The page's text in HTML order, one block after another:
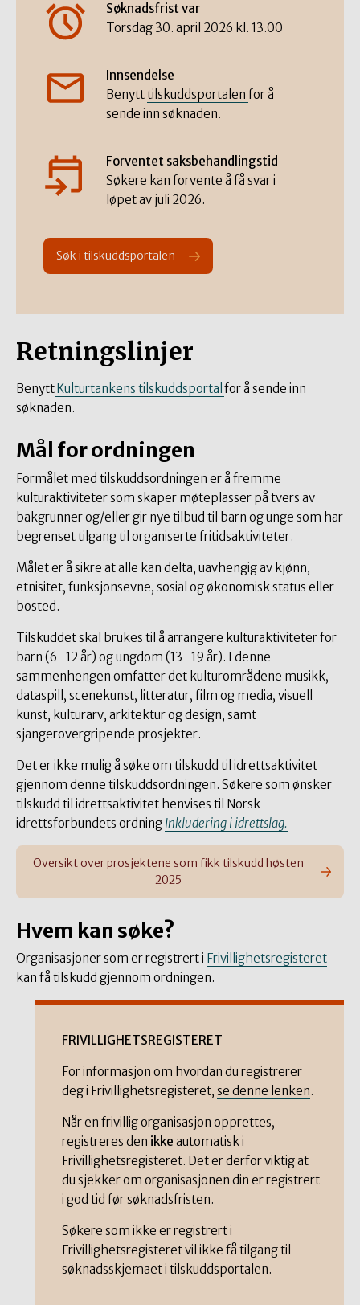
Søknadsfrist var
Torsdag 30. april 2026 kl. 13.00
Innsendelse
Benytttilskuddsportalenfor å
sende inn søknaden.
Forventet saksbehandlingstid
Søkere kan forvente å få svar i
løpet av juli 2026.
Søk i tilskuddsportalen
Retningslinjer
Benytt Kulturtankens tilskuddsportal for å sende inn
søknaden.
Mål for ordningen
Formålet med tilskuddsordningen er å fremme
kulturaktiviteter som skaper møteplasser på tvers av
bakgrunner og/eller gir nye tilbud til barn og unge som har
begrenset tilgang til organiserte fritidsaktiviteter.
Målet er å sikre at alle kan delta, uavhengig av kjønn,
etnisitet, funksjonsevne, sosial og økonomisk status eller
bosted.
Tilskuddet skal brukes til å arrangere kulturaktiviteter for
barn (6–12 år) og ungdom (13–19 år). I denne
sammenhengen omfatter det kulturområdene musikk,
dataspill, scenekunst, litteratur, film og media, visuell
kunst, kulturarv, arkitektur og design, samt
sjangerovergripende prosjekter.
Det er ikke mulig å søke om tilskudd til idrettsaktivitet
gjennom denne tilskuddsordningen. Søkere som ønsker
tilskudd til idrettsaktivitet henvises til Norsk
idrettsforbundets ordning Inkludering i idrettslag.
Oversikt over prosjektene som fikk tilskudd høsten
2025
Hvem kan søke?
Organisasjoner som er registrert i Frivillighetsregisteret
kan få tilskudd gjennom ordningen.
FRIVILLIGHETSREGISTERET
For informasjon om hvordan du registrerer
deg i Frivillighetsregisteret, se denne lenken.
Når en frivillig organisasjon opprettes,
registreres den ikke automatisk i
Frivillighetsregisteret. Det er derfor viktig at
du sjekker om organisasjonen din er registrert
i god tid før søknadsfristen.
Søkere som ikke er registrert i
Frivillighetsregisteret vil ikke få tilgang til
søknadsskjemaet i tilskuddsportalen.